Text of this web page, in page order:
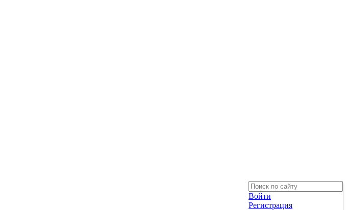
Войти
Регистрация